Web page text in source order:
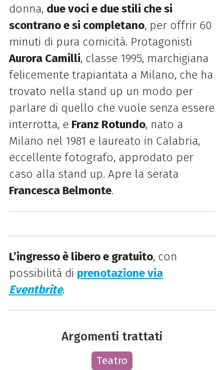
donna, due voci e due stili che si
scontrano e si completano, per offrir 60
minuti di pura comicità. Protagonisti
Aurora Camilli, classe 1995, marchigiana
felicemente trapiantata a Milano, che ha
trovato nella stand up un modo per
parlare di quello che vuole senza essere
interrotta, e Franz Rotundo, nato a
Milano nel 1981 e laureato in Calabria,
eccellente fotografo, approdato per
caso alla stand up. Apre la serata
Francesca Belmonte.
L’ingresso è libero e gratuito, con
possibilità di prenotazione via
Eventbrite.
Argomenti trattati
Teatro